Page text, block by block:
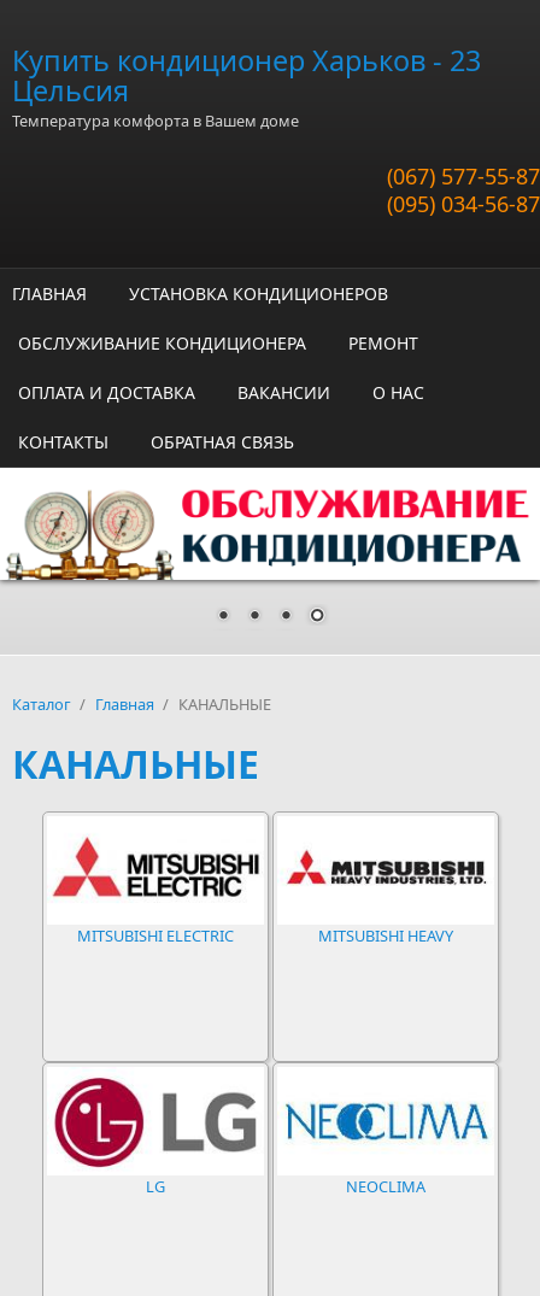
Купить кондиционер Харьков - 23
Цельсия
Температура комфорта в Вашем доме
(067) 577-55-87
(095) 034-56-87
ГЛАВНАЯ УСТАНОВКА КОНДИЦИОНЕРОВ
ОБСЛУЖИВАНИЕ КОНДИЦИОНЕРА РЕМОНТ
ОПЛАТА И ДОСТАВКА ВАКАНСИИ О НАС
КОНТАКТЫ ОБРАТНАЯ СВЯЗЬ
Каталог / Главная / КАНАЛЬНЫЕ
КАНАЛЬНЫЕ
MITSUBISHI ELECTRIC MITSUBISHI HEAVY
LG NEOCLIMA